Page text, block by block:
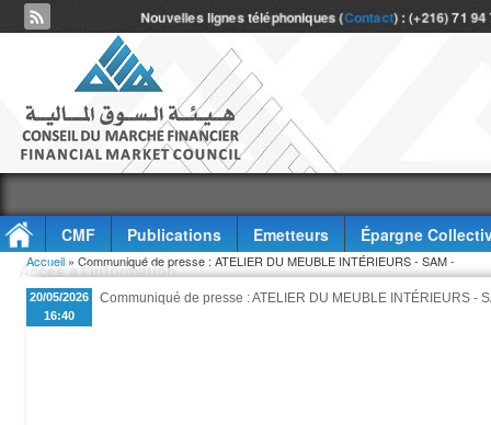
Nouvelles lignes téléphoniques (Contact) : (+216) 71
CMF Publications Emetteurs
Épargne
Accès à l'information
Vous êtes ici
Accueil » Communiqué de presse : ATELIER DU MEUBLE INTÉRIEURS - SAM -
20/05/2026
16:40
Communiqué de presse : ATELIER DU MEUBLE INTÉRIEURS -